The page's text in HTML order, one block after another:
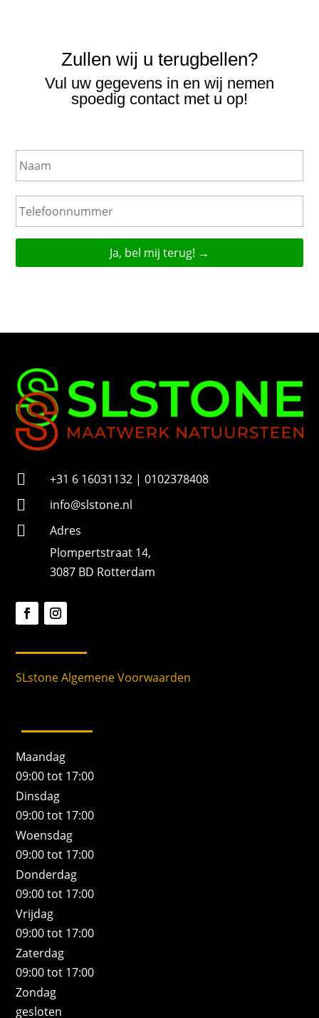
Zullen wij u terugbellen?
Vul uw gegevens in en wij nemen
spoedig contact met u op!
N
a
a
T
e
l
e
o
m
r
 +31 6 16031132 | 0102378408
 info@slstone.nl

Adres
Plompertstraat 14,
3087 BD Rotterdam
SLstone Algemene Voorwaarden
Maandag
09:00 tot 17:00
Dinsdag
09:00 tot 17:00
Woensdag
09:00 tot 17:00
Donderdag
09:00 tot 17:00
Vrijdag
09:00 tot 17:00
Zaterdag
09:00 tot 17:00
Zondag
gesloten